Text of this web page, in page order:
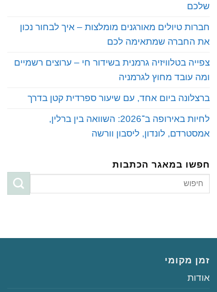
שלכם
‏חברות טיולים מאורגנים מומלצות – איך לבחור נכון
את החברה שמתאימה לכם
‏צפייה בטלוויזיה גרמנית בשידור חי – ערוצים רשמיים
ומה עובד מחוץ לגרמניה
‏ברצלונה ביום אחד, עם שיעור ספרדית קטן בדרך
‏לחיות באירופה ב־2026: השוואה בין ברלין,
אמסטרדם, לונדון, ליסבון וורשה
חפשו במאגר הכתבות
זמן מקומי
‏‏אודות